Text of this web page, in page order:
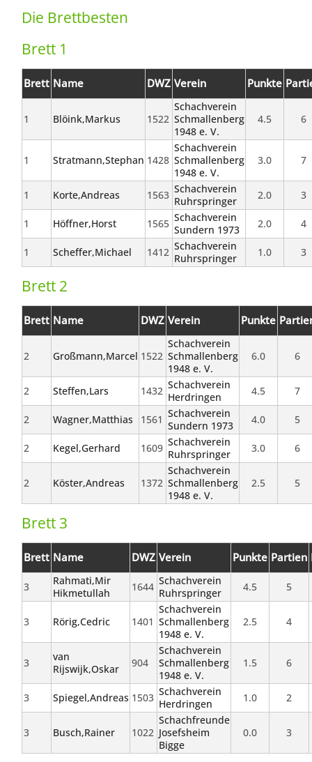
Die Brettbesten
Brett 1
Brett Name DWZ Verein Punkte
1 Blöink,Markus 1522
Schachverein
Schmallenberg
1948 e. V.
4.5 6
1 Stratmann,Stephan 1428
Schachverein
Schmallenberg
1948 e. V.
3.0 7
1 Korte,Andreas 1563 Schachverein
Ruhrspringer
2.0 3
1 Höffner,Horst 1565 Schachverein
Sundern 1973
2.0 4
1 Scheffer,Michael 1412 Schachverein
Ruhrspringer
1.0 3
Brett 2
Brett Name DWZ Verein Punkte
2 Großmann,Marcel 1522
Schachverein
Schmallenberg
1948 e. V.
6.0 6
2 Steffen,Lars 1432 Schachverein
Herdringen
4.5 7
2 Wagner,Matthias 1561 Schachverein
Sundern 1973
4.0 5
2 Kegel,Gerhard 1609 Schachverein
Ruhrspringer
3.0 6
2 Köster,Andreas 1372
Schachverein
Schmallenberg
1948 e. V.
2.5 5
Brett 3
Brett Name DWZ Verein Punkte Partien
3
Rahmati,Mir
Hikmetullah
1644 Schachverein
Ruhrspringer
4.5 5
3 Rörig,Cedric 1401
Schachverein
Schmallenberg
1948 e. V.
2.5 4
3
van
Rijswijk,Oskar
904
Schachverein
Schmallenberg
1948 e. V.
1.5 6
3 Spiegel,Andreas 1503 Schachverein
Herdringen
1.0 2
3 Busch,Rainer 1022
Schachfreunde
Josefsheim
Bigge
0.0 3